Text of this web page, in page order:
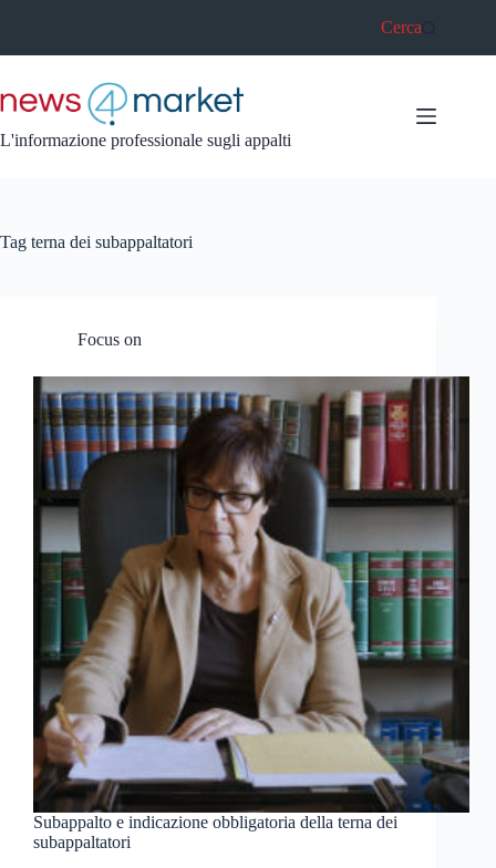
Cerca
L'informazione professionale sugli appalti
Tag terna dei subappaltatori
Focus on
Subappalto e indicazione obbligatoria della terna dei
subappaltatori